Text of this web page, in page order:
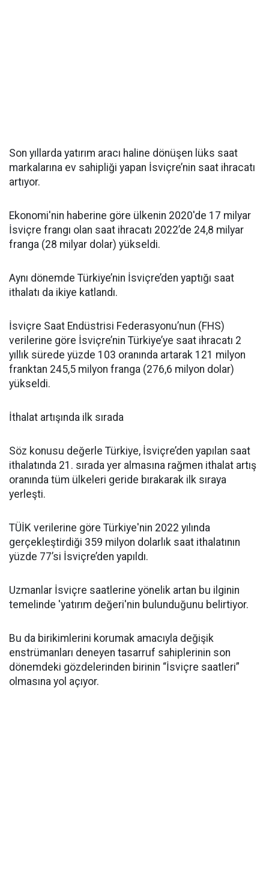
Son yıllarda yatırım aracı haline dönüşen lüks saat
markalarına ev sahipliği yapan İsviçre’nin saat ihracatı
artıyor.
Ekonomi'nin haberine göre ülkenin 2020'de 17 milyar
İsviçre frangı olan saat ihracatı 2022’de 24,8 milyar
franga (28 milyar dolar) yükseldi.
Aynı dönemde Türkiye’nin İsviçre’den yaptığı saat
ithalatı da ikiye katlandı.
İsviçre Saat Endüstrisi Federasyonu’nun (FHS)
verilerine göre İsviçre’nin Türkiye’ye saat ihracatı 2
yıllık sürede yüzde 103 oranında artarak 121 milyon
franktan 245,5 milyon franga (276,6 milyon dolar)
yükseldi.
İthalat artışında ilk sırada
Söz konusu değerle Türkiye, İsviçre’den yapılan saat
ithalatında 21. sırada yer almasına rağmen ithalat artış
oranında tüm ülkeleri geride bırakarak ilk sıraya
yerleşti.
TÜİK verilerine göre Türkiye'nin 2022 yılında
gerçekleştirdiği 359 milyon dolarlık saat ithalatının
yüzde 77’si İsviçre’den yapıldı.
Uzmanlar İsviçre saatlerine yönelik artan bu ilginin
temelinde 'yatırım değeri'nin bulunduğunu belirtiyor.
Bu da birikimlerini korumak amacıyla değişik
enstrümanları deneyen tasarruf sahiplerinin son
dönemdeki gözdelerinden birinin “İsviçre saatleri”
olmasına yol açıyor.